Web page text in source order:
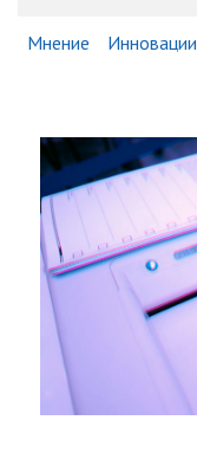
Мнение Инновации